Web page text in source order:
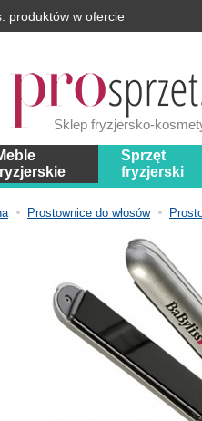
produktów w ofercie
Sklep fryzjersko-
Sprzęt
fryzjerski
Prostownice do włosów